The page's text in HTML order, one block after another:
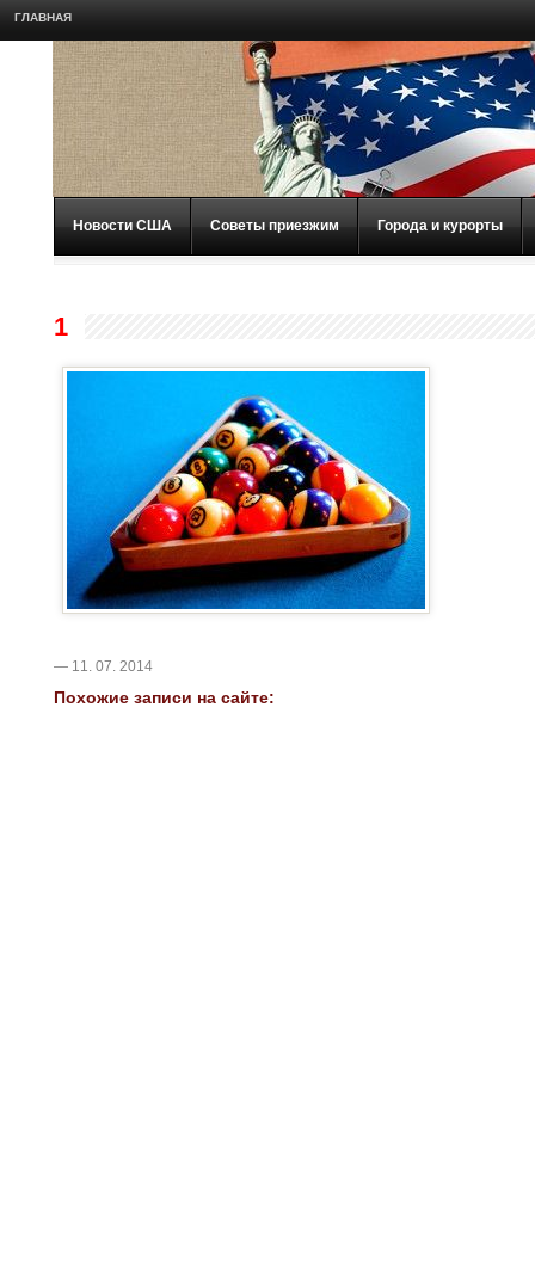
ГЛАВНАЯ
Новости США Советы приезжим Города и курорты
1
— 11. 07. 2014
Похожие записи на сайте: